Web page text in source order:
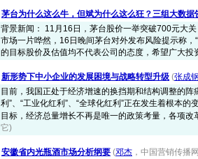
茅台为什么这么牛，但斌为什么这么狂？三组大数据
背景新闻： 11月16日，茅台股价一举突破700元大
市场一片哗然，16日晚间茅台对外发布风险提示称
的目标股价及估值均不代表公司的态度，希望广大投
新形势下中小企业的发展困境与战略转型升级 (张成钢
目前，我国正处于经济增速的换挡期和结构调整的
利”、“工业化红利”、“全球化红利”正在发生着根本
目标，经济总量增长不再是唯一的政策考量，各项改
它)
安徽省内光瓶酒市场分析纲要 (邓杰 ，中国营销传播